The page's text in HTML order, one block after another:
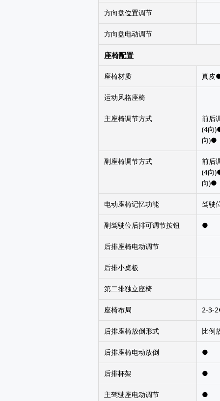
方向盘位置调节
方向盘电动调节
座椅配置
座椅材质 真皮
运动风格座椅
主座椅调节方式
前后
(4向
向)●
副座椅调节方式
前后
(4向
向)●
电动座椅记忆功能 驾驶
副驾驶位后排可调节按钮 ●
后排座椅电动调节
后排小桌板
第二排独立座椅
座椅布局 2-3-
后排座椅放倒形式 比例
后排座椅电动放倒 ●
后排杯架 ●
主驾驶座电动调节 ●